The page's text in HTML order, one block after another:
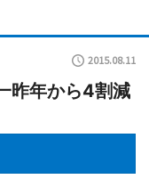
2015.08.11
昨年から4割減